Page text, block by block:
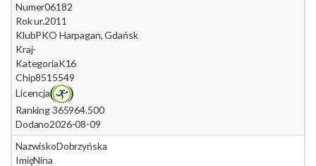
Numer06182
Rok ur.2011
KlubPKO Harpagan, Gdańsk
Kraj-
KategoriaK16
Chip8515549
Licencja
Ranking 365964.500
Dodano2026-08-09
NazwiskoDobrzyńska
ImięNina